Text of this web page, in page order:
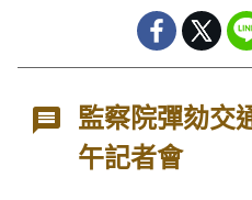
監察院彈劾交
午記者會